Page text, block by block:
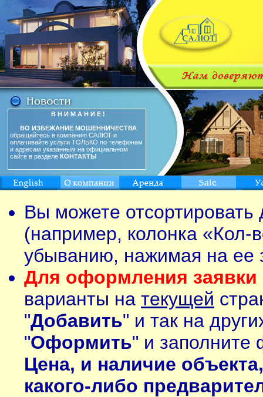
В Н И М А Н И Е !
ВО ИЗБЕЖАНИЕ МОШЕННИЧЕСТВА
обращайтесь в компанию САЛЮТ и
оплачивайте услуги ТОЛЬКО по телефонам
и адресам указанным на официальном
сайте в разделе КОНТАКТЫ
Вы можете
(например, колонка «Кол-
убыванию, нажимая на ее
Для оформления заявки
варианты на текущей
"Добавить" и так на
"Оформить" и заполните
Цена, и наличие
какого-либо